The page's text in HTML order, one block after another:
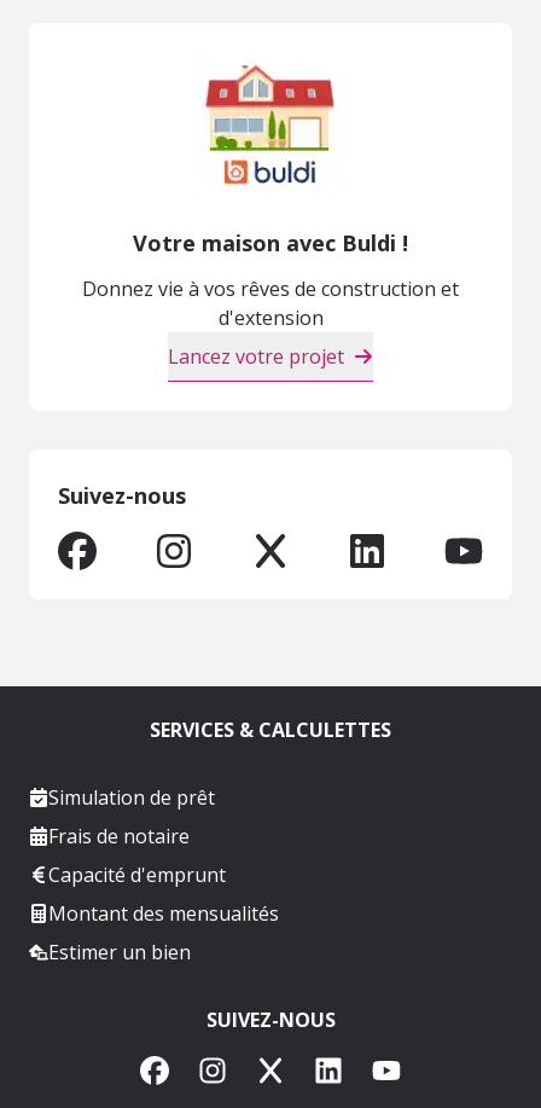
Votre maison avec Buldi !
Donnez vie à vos rêves de construction et
d'extension
Lancez votre projet
Suivez-nous
SERVICES & CALCULETTES
Simulation de prêt
Frais de notaire
Capacité d'emprunt
Montant des mensualités
Estimer un bien
SUIVEZ-NOUS
FacebookInstagram
X LinkedInYouTube